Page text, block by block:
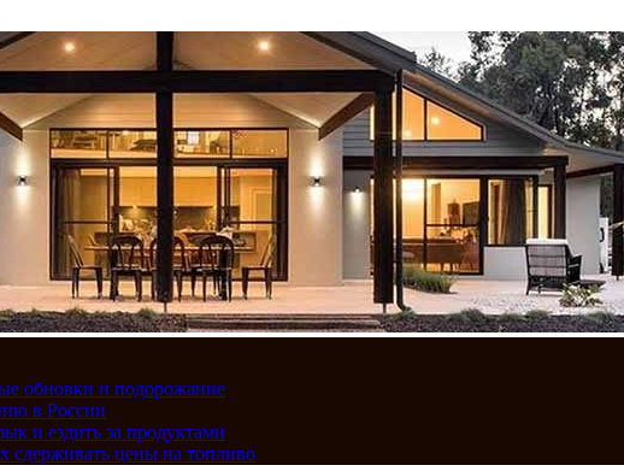
обновки и подорожание
в России
и ездить за продуктами
сдерживать цены на топливо